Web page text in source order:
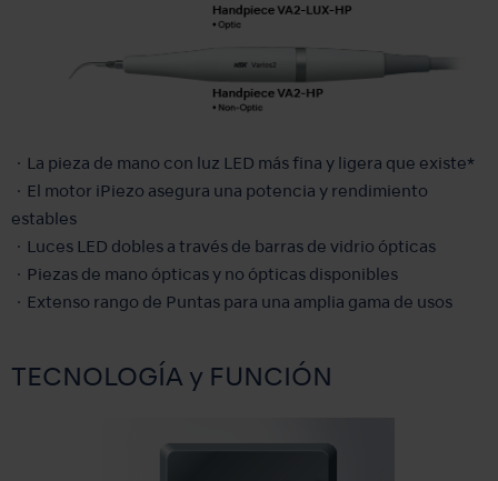
・La pieza de mano con luz LED más fina y ligera que existe*
・El motor iPiezo asegura una potencia y rendimiento
estables
・Luces LED dobles a través de barras de vidrio ópticas
・Piezas de mano ópticas y no ópticas disponibles
・Extenso rango de Puntas para una amplia gama de usos
TECNOLOGÍA y FUNCIÓN